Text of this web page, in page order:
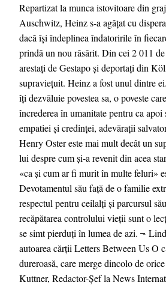
Repartizat la munca istovitoare din
Auschwitz, Heinz s-a agățat cu
dacă își îndeplinea îndatoririle în
prindă un nou răsărit. Din cei 2 011
arestați de Gestapo și deportați din
supraviețuit. Heinz a fost unul dintre
îți dezvăluie povestea sa, o poveste
încrederea în umanitate pentru ca apoi
empatiei și credinței, adevărații
Henry Oster este mai mult decât un
lui despre cum și-a revenit din acea
«ca și cum ar fi murit în multe feluri»
Devotamentul său față de o familie
respectul pentru ceilalți și parcursul
recăpătarea controlului vieții sunt o
se simt pierduți în lumea de azi. ̶-
autoarea cărții Letters Between Us O
dureroasă, care merge dincolo de
Kuttner, Redactor-Șef la News